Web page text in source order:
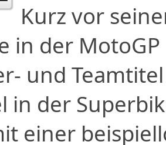
Kurz vor
in der
und
in der
einer